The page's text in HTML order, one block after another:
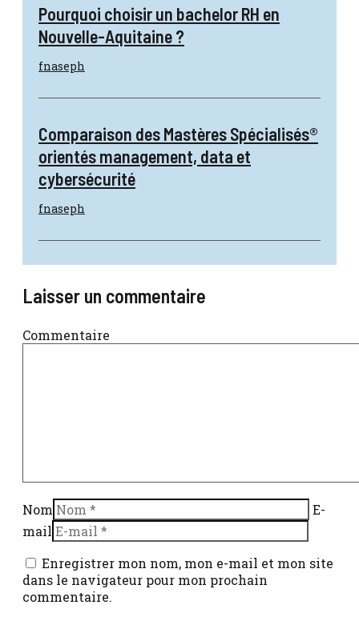
Pourquoi choisir un bachelor RH en
Nouvelle-Aquitaine ?
fnaseph
Comparaison des Mastères Spécialisés®
orientés management, data et
cybersécurité
fnaseph
Laisser un commentaire
Commentaire
Nom
E-
mail
Enregistrer mon nom, mon e-mail et mon site
dans le navigateur pour mon prochain
commentaire.